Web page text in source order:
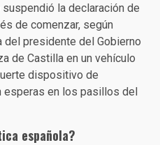
la declaración de
de comenzar, según
presidente del Gobierno
de Castilla en un vehículo
dispositivo de
esperas en los pasillos del
española?